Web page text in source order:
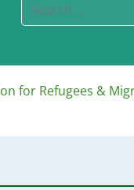
for Refugees &